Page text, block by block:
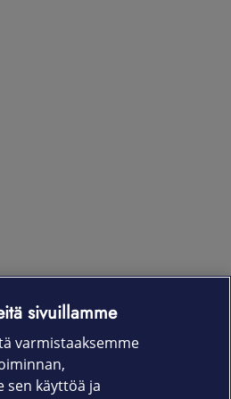
sivuillamme
varmistaaksemme
sen käyttöä ja